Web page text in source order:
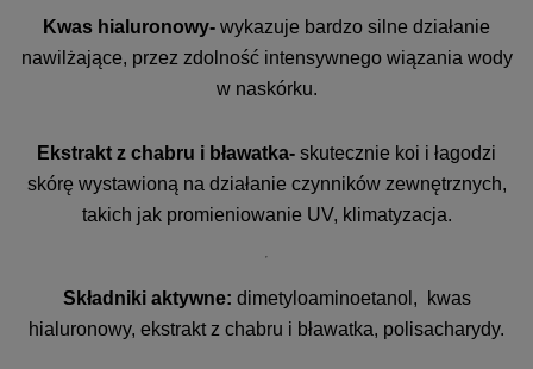
Kwas hialuronowy- wykazuje bardzo silne działanie
nawilżające, przez zdolność intensywnego wiązania wody
w naskórku.
Ekstrakt z chabru i bławatka- skutecznie koi i łagodzi
skórę wystawioną na działanie czynników zewnętrznych,
takich jak promieniowanie UV, klimatyzacja.
Składniki aktywne: dimetyloaminoetanol, kwas
hialuronowy, ekstrakt z chabru i bławatka, polisacharydy.